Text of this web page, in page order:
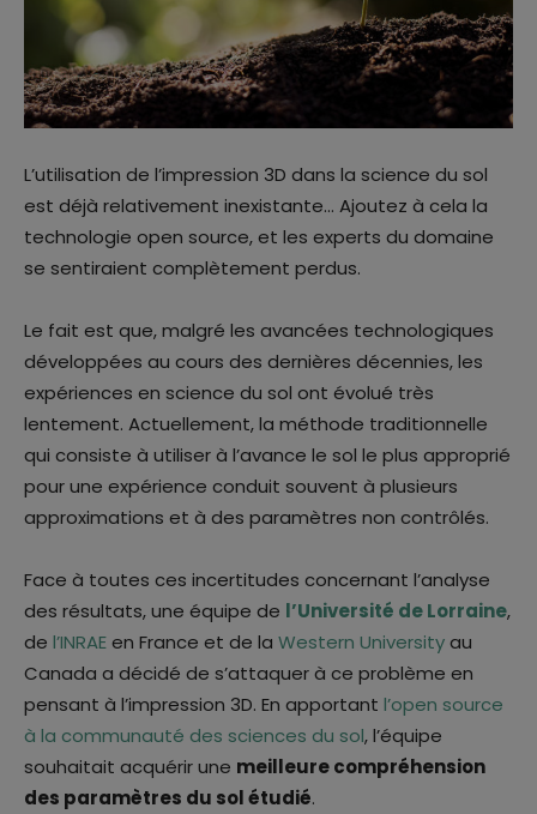
L’utilisation de l’impression 3D dans la science du sol
est déjà relativement inexistante… Ajoutez à cela la
technologie open source, et les experts du domaine
se sentiraient complètement perdus.
Le fait est que, malgré les avancées technologiques
développées au cours des dernières décennies, les
expériences en science du sol ont évolué très
lentement. Actuellement, la méthode traditionnelle
qui consiste à utiliser à l’avance le sol le plus approprié
pour une expérience conduit souvent à plusieurs
approximations et à des paramètres non contrôlés.
Face à toutes ces incertitudes concernant l’analyse
des résultats, une équipe de l’Université de Lorraine,
de l’INRAEen France et de la Western Universityau
Canada a décidé de s’attaquer à ce problème en
pensant à l’impression 3D. En apportant l’open source
à la communauté des sciences du sol, l’équipe
souhaitait acquérir une meilleure compréhension
des paramètres du sol étudié.